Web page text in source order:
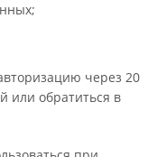
через 20
или обратиться в